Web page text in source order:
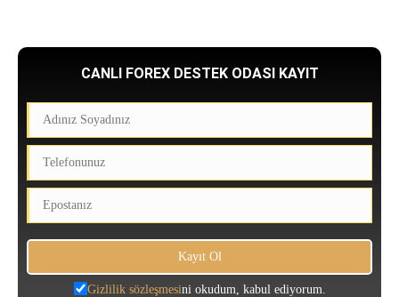
CANLI FOREX DESTEK ODASI KAYIT
Gizlilik sözleşmesini okudum, kabul ediyorum.